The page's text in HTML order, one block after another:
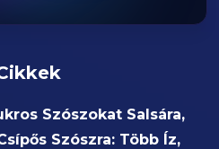
Szószokat Salsára,
Szószra: Több Íz,